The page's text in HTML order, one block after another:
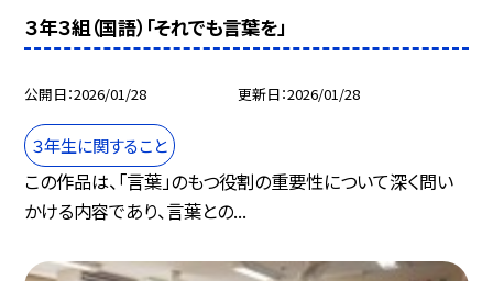
３年３組（国語）「それでも言葉を」
公開日 2026/01/28 更新日 2026/01/28
３年生に関すること
この作品は、「言葉」のもつ役割の重要性について深く問い
かける内容であり、言葉との...